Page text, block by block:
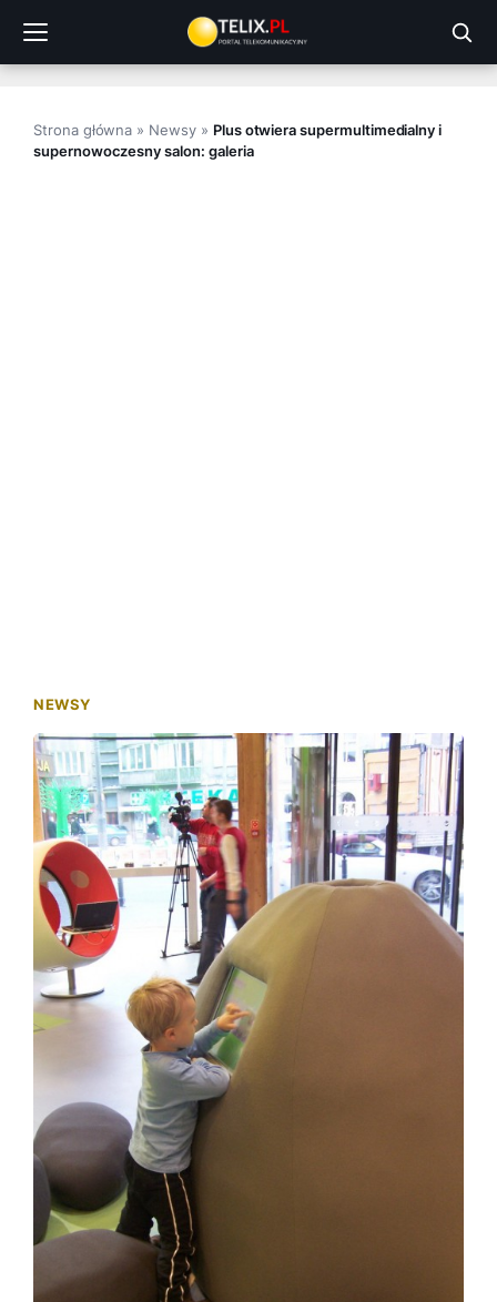
treści
Strona główna » Newsy» Plus otwiera supermultimedialny i
supernowoczesny salon: galeria
NEWSY